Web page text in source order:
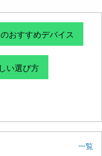
おすすめデバイス
い選び方
一覧